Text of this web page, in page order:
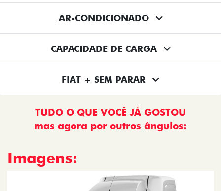
AR-CONDICIONADO
CAPACIDADE DE CARGA
FIAT + SEM PARAR
TUDO O QUE VOCÊ JÁ GOSTOU
mas agora por outros ângulos:
Imagens: